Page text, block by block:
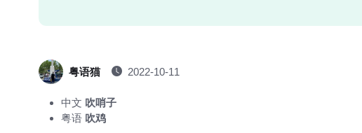
粤语猫 2022-10-11
中文 吹哨子
粤语 吹鸡